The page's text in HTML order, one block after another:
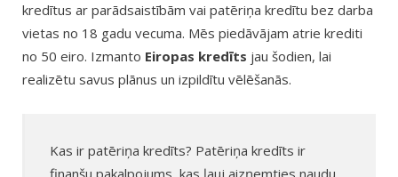
kredītus ar parādsaistībām vai patēriņa kredītu bez darba
vietas no 18 gadu vecuma. Mēs piedāvājam atrie krediti
no 50 eiro. Izmanto Eiropas kredīts jau šodien, lai
realizētu savus plānus un izpildītu vēlēšanās.
Kas ir patēriņa kredīts? Patēriņa kredīts ir